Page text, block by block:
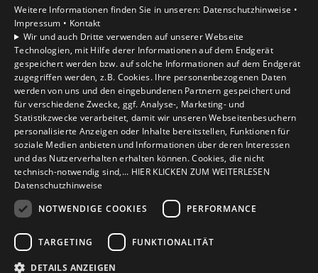
Gewerbekunden
Karriere
Unternehmen
Kontakt
Weitere Informationen finden Sie in unseren: Datenschutzhinweise •
Impressum • Kontakt
Wir und auch Dritte verwenden auf unserer Webseite
Technologien, mit Hilfe derer Informationen auf dem Endgerät
gespeichert werden bzw. auf solche Informationen auf dem Endgerät
zugegriffen werden, z.B. Cookies. Ihre personenbezogenen Daten
werden von uns und den eingebundenen Partnern gespeichert und
für verschiedene Zwecke, ggf. Analyse-, Marketing- und
Statistikzwecke verarbeitet, damit wir unseren Webseitenbesuchern
personalisierte Anzeigen oder Inhalte bereitstellen, Funktionen für
soziale Medien anbieten und Informationen über deren Interessen
und das Nutzerverhalten erhalten können. Cookies, die nicht
technisch-notwendig sind,... HIER KLICKEN ZUM WEITERLESEN
Datenschutzhinweise
NOTWENDIGE COOKIES
PERFORMANCE
TARGETING FUNKTIONALITÄT
DETAILS ANZEIGEN